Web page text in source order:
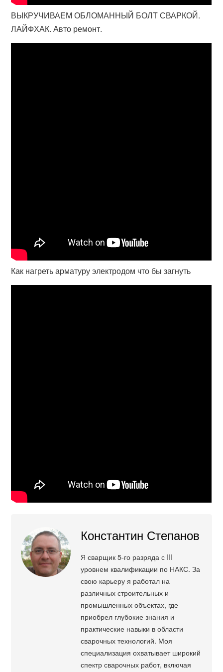
ВЫКРУЧИВАЕМ ОБЛОМАННЫЙ БОЛТ СВАРКОЙ.
ЛАЙФХАК. Авто ремонт.
Как нагреть арматуру электродом что бы загнуть
Константин Степанов
Я сварщик 5-го разряда с III
уровнем квалификации по НАКС. За
свою карьеру я работал на
различных строительных и
промышленных объектах, где
приобрел глубокие знания и
практические навыки в области
сварочных технологий. Моя
специализация охватывает широкий
спектр сварочных работ, включая